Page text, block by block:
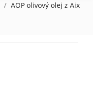
AOP olivový olej z Aix